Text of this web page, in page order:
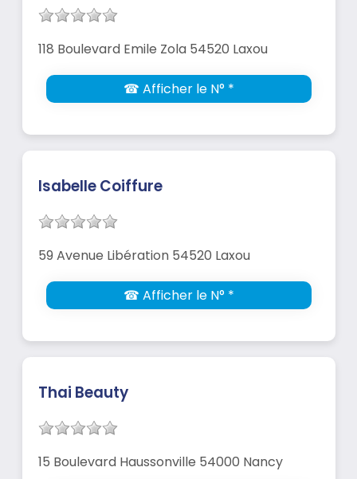
118 Boulevard Emile Zola 54520 Laxou
☎ Afficher le N° *
Isabelle Coiffure
59 Avenue Libération 54520 Laxou
☎ Afficher le N° *
Thai Beauty
15 Boulevard Haussonville 54000 Nancy